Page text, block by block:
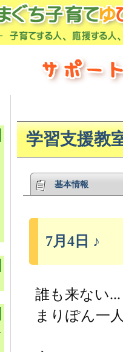
学習支援教
基本情報
7月4日 ♪
誰も来ない...
まりぽん一